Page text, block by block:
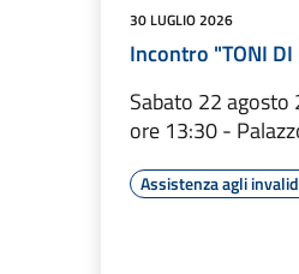
30 LUGLIO 2026
Incontro "TONI DI
Sabato 22
ore 13:30 -
Assistenza agli